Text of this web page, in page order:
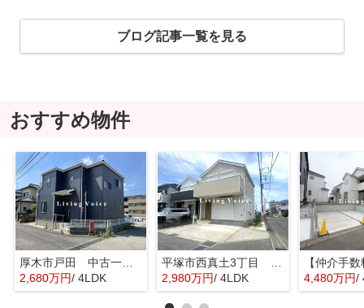
ブログ記事一覧を見る
おすすめ物件
厚木市戸田 中古一戸建て
2,680万円/ 4LDK
2,980万円/ 4LDK 4,480万円/